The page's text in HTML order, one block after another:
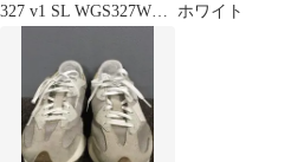
327 v1 SL WGS327WM
ホワイト